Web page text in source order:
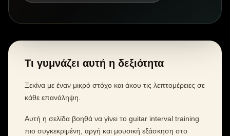
Τι γυμνάζει αυτή η δεξιότητα
Ξεκίνα με έναν μικρό στόχο και άκου τις λεπτομέρειες σε
κάθε επανάληψη.
Αυτή η σελίδα βοηθά να γίνει το guitar interval training
πιο συγκεκριμένη, αργή και μουσική εξάσκηση στο